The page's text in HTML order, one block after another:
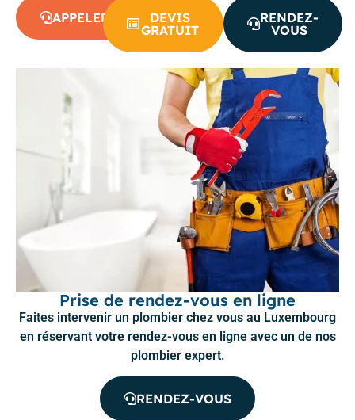
APPELER
DEVIS
GRATUIT
RENDEZ-
VOUS
Prise de rendez-vous en ligne
Faites intervenir un plombier chez vous au Luxembourg
en réservant votre rendez-vous en ligne avec un de nos
plombier expert.
RENDEZ-VOUS